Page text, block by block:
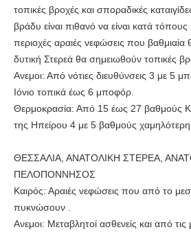
τοπικές βροχές και σποραδικές
βράδυ είναι πιθανό να είναι κατά
περιοχές αραιές νεφώσεις που
δυτική Στερεά θα σημειωθούν τοπικές
Ανεμοι: Από νότιες διευθύνσεις 3 με 5
Ιόνιο τοπικά έως 6 μποφόρ.
Θερμοκρασία: Από 15 έως 27 βαθμούς
της Ηπείρου 4 με 5 βαθμούς χαμηλότερη.
ΘΕΣΣΑΛΙΑ, ΑΝΑΤΟΛΙΚΗ ΣΤΕΡΕΑ,
ΠΕΛΟΠΟΝΝΗΣΟΣ
Καιρός: Αραιές νεφώσεις που από το
πυκνώσουν .
Ανεμοι: Μεταβλητοί ασθενείς και από